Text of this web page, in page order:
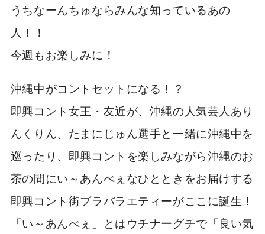
うちなーんちゅならみんな知っているあの
人！！
今週もお楽しみに！
沖縄中がコントセットになる！？
即興コント女王・友近が、沖縄の人気芸人あり
んくりん、たまにじゅん選手と一緒に沖縄中を
巡ったり、即興コントを楽しみながら沖縄のお
茶の間にい～あんべぇなひとときをお届けする
即興コント街ブラバラエティーがここに誕生！
「い～あんべぇ」とはウチナーグチで「良い気